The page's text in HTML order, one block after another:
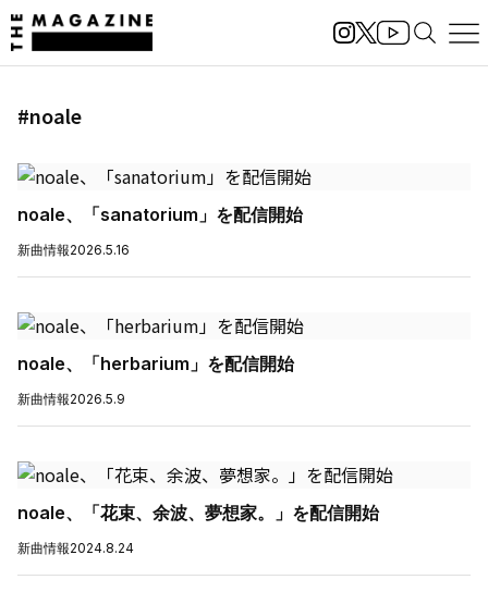
#noale
noale、「sanatorium」を配信開始
新曲情報2026.5.16
noale、「herbarium」を配信開始
新曲情報2026.5.9
noale、「花束、余波、夢想家。」を配信開始
新曲情報2024.8.24